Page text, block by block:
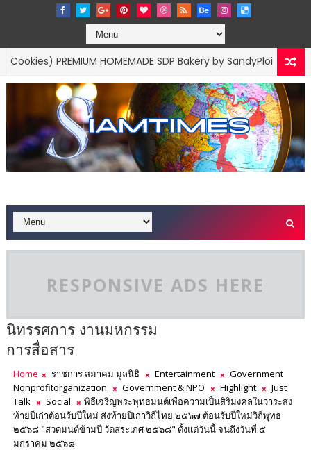
HOMEMADE SDP Bakery by SandyPloi BUSINESS
RESPONSIVE ADS HERE
นิทรรศการ งานมหกรรม
การสื่อสาร
Home ราชการ สมาคม มูลนิธิ Entertainment
Government
Nonprofitorganization
Government & NPO Highlight
Just
Talk
Social
พิธีเจริญพระพุทธมนต์เพื่อความเป็นสิริมงคลในวาระส่ง
ท้ายปีเก่าต้อนรับปีใหม่ ส่งท้ายปีเก่าวิถีไทย ๒๕๖๗ ต้อนรับปีใหม่วิถีพุทธ
๒๕๖๘ "สวดมนต์ข้ามปี วัดสระเกศ ๒๕๖๘" ตั้งแต่วันนี้ จนถึงวันที่ ๕
มกราคม ๒๕๖๘